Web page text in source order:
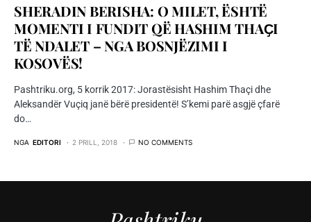
SHERADIN BERISHA: O MILET, ËSHTË
MOMENTI I FUNDIT QË HASHIM THAҪI
TË NDALET – NGA BOSNJËZIMI I
KOSOVËS!
Pashtriku.org, 5 korrik 2017: Jorastësisht Hashim Thaçi dhe
Aleksandër Vuçiq janë bërë presidentë! S’kemi parë asgjë çfarë
do…
NGA EDITORI 2 PRILL, 2018 NO COMMENTS